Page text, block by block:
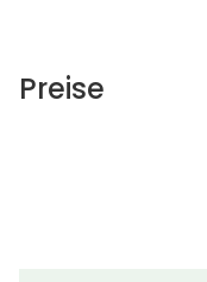
Preise